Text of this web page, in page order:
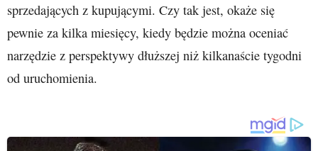
sprzedających z kupującymi. Czy tak jest, okaże się
pewnie za kilka miesięcy, kiedy będzie można oceniać
narzędzie z perspektywy dłuższej niż kilkanaście tygodni
od uruchomienia.